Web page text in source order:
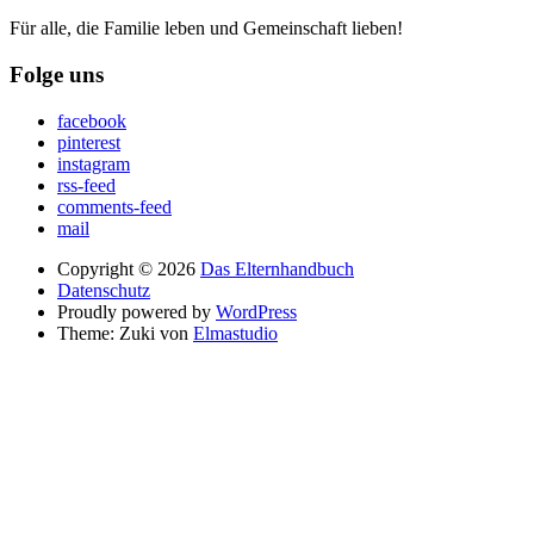
Für alle, die Familie leben und Gemeinschaft lieben!
Folge uns
facebook
pinterest
instagram
rss-feed
comments-feed
mail
Copyright © 2026 Das Elternhandbuch
Datenschutz
Proudly powered by WordPress
Theme: Zuki von Elmastudio